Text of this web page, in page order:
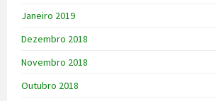
Janeiro 2019
Dezembro 2018
Novembro 2018
Outubro 2018